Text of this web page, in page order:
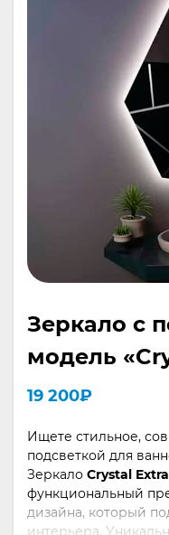
Зеркало с
модель
19 200₽
Ищете стильное,
подсветкой для
Зеркало Crystal Extra
функциональный
дизайна, который
интерьера.